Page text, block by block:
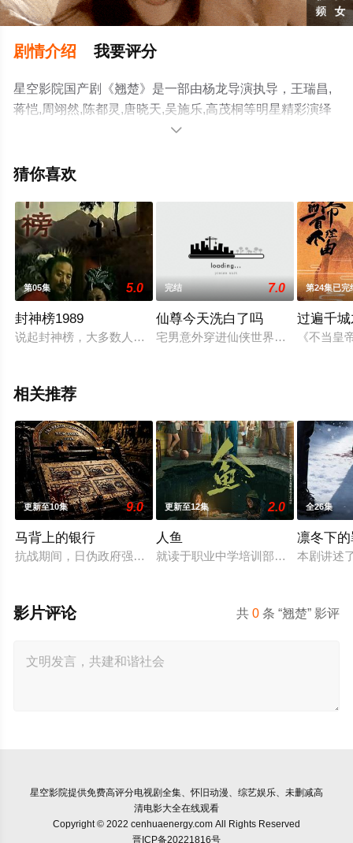
剧情介绍 我要评分
星空影院国产剧《翘楚》是一部由杨龙导演执导，王瑞昌,
蒋恺,周翊然,陈都灵,唐晓天,吴施乐,高茂桐等明星精彩演绎
的中国大陆电视剧，大结局剧情已揭晓（1-24全集），手
更多相关信息可移步至豆瓣电视剧、电视猫或剧情网等平

猜你喜欢
第05集 5.0
封神榜1989
说起封神榜，大多数人较熟悉的是傅艺伟、蓝天野主演的那个
完结 7.0
仙尊今天洗白了吗
宅男意外穿进仙侠世界，秒变仙宗反
第24集已完
过遍千
《不当
相关推荐
更新至10集 9.0
马背上的银行
抗战期间，日伪政府强行推广、使用由“中国准备银行”发行的
更新至12集 2.0
人鱼
就读于职业中学培训部的花季女生苏
全26集
凛冬下
本剧讲述
共0 条 “翘楚” 影评
影片评论
星空影院提供免费高评分电视剧全集、怀旧动漫、综艺娱乐、未删减高
清电影大全在线观看
Copyright © 2022 cenhuaenergy.com All Rights Reserved
晋ICP备20221816号